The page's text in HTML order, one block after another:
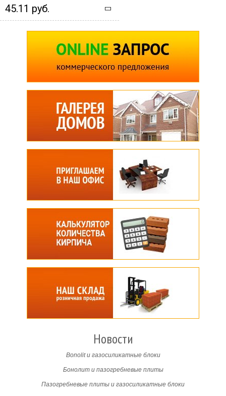
45.11 руб.
Новости
Bonolit и газосиликатные блоки
Бонолит и пазогребневые плиты
Пазогребневые плиты и газосиликатные блоки